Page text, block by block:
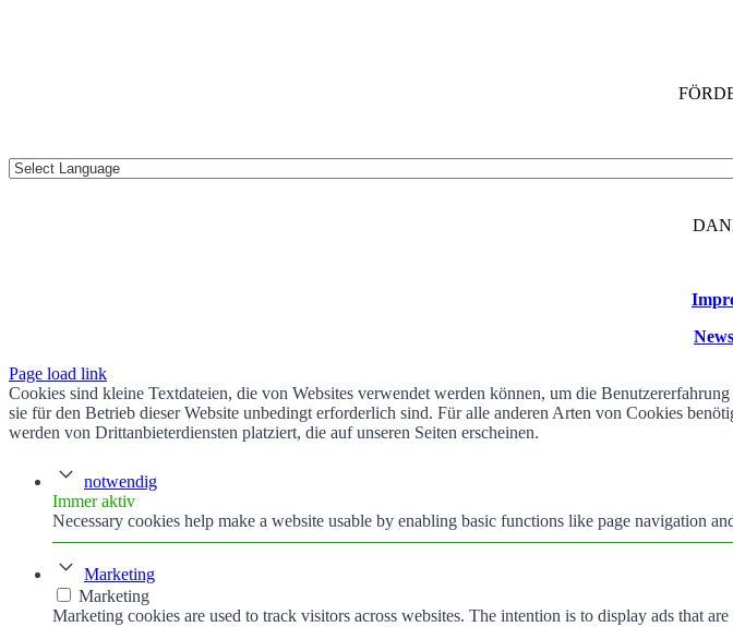
Page load link
Cookies sind kleine Textdateien, die von Websites verwendet werden können, um die
sie für den Betrieb dieser Website unbedingt erforderlich sind. Für alle anderen Arten von Cookies
werden von Drittanbieterdiensten platziert, die auf unseren Seiten erscheinen.
notwendig
Immer aktiv
Necessary cookies help make a website usable by enabling basic functions like page navigation
Marketing
Marketing
Marketing cookies are used to track visitors across websites. The intention is to display ads that